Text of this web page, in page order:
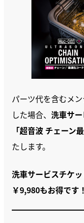
パーツ代を含むメ
した場合、 洗車サ
「超音波 チェーン
たします。
洗車サービスチケ
￥9,980もお得です！